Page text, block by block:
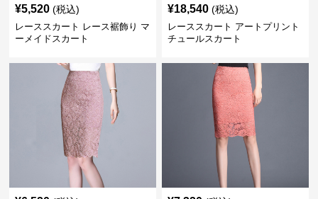
¥5,520 (税込)
レーススカート レース裾飾り マ
ーメイドスカート
¥18,540 (税込)
レーススカート アートプリント
チュールスカート